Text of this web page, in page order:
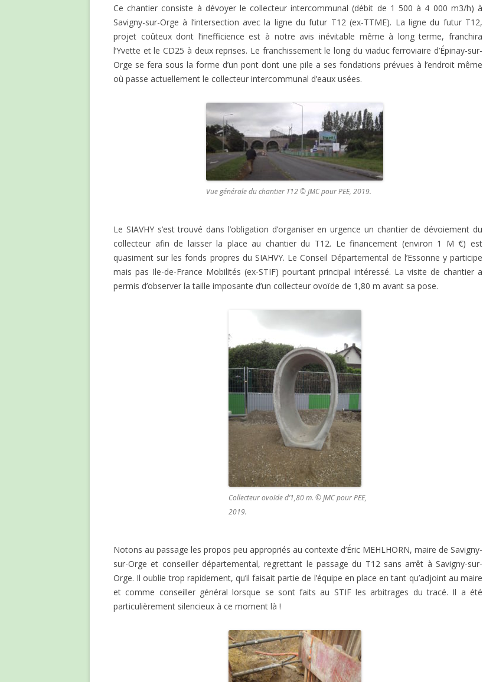
Ce chantier consiste à dévoyer le collecteur intercommunal (débit de 1 500 à 4 000 m3/h) à
Savigny-sur-Orge à l’intersection avec la ligne du futur T12 (ex-TTME). La ligne du futur T12,
projet coûteux dont l’inefficience est à notre avis inévitable même à long terme, franchira
l’Yvette et le CD25 à deux reprises. Le franchissement le long du viaduc ferroviaire d’Épinay-sur-
Orge se fera sous la forme d’un pont dont une pile a ses fondations prévues à l’endroit même
où passe actuellement le collecteur intercommunal d’eaux usées.
Vue générale du chantier T12 © JMC pour PEE, 2019.
Le SIAVHY s’est trouvé dans l’obligation d’organiser en urgence un chantier de dévoiement du
collecteur afin de laisser la place au chantier du T12. Le financement (environ 1 M €) est
quasiment sur les fonds propres du SIAHVY. Le Conseil Départemental de l’Essonne y participe
mais pas Ile-de-France Mobilités (ex-STIF) pourtant principal intéressé. La visite de chantier a
permis d’observer la taille imposante d’un collecteur ovoïde de 1,80 m avant sa pose.
Collecteur ovoïde d’1,80 m. © JMC pour PEE,
2019.
Notons au passage les propos peu appropriés au contexte d’Éric MEHLHORN, maire de Savigny-
sur-Orge et conseiller départemental, regrettant le passage du T12 sans arrêt à Savigny-sur-
Orge. Il oublie trop rapidement, qu’il faisait partie de l’équipe en place en tant qu’adjoint au maire
et comme conseiller général lorsque se sont faits au STIF les arbitrages du tracé. Il a été
particulièrement silencieux à ce moment là !